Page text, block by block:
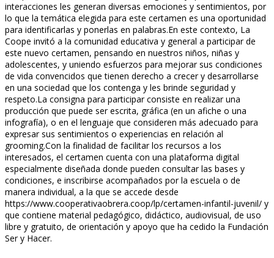
interacciones les generan diversas emociones y sentimientos, por
lo que la temática elegida para este certamen es una oportunidad
para identificarlas y ponerlas en palabras.En este contexto, La
Coope invitó a la comunidad educativa y general a participar de
este nuevo certamen, pensando en nuestros niños, niñas y
adolescentes, y uniendo esfuerzos para mejorar sus condiciones
de vida convencidos que tienen derecho a crecer y desarrollarse
en una sociedad que los contenga y les brinde seguridad y
respeto.La consigna para participar consiste en realizar una
producción que puede ser escrita, gráfica (en un afiche o una
infografía), o en el lenguaje que consideren más adecuado para
expresar sus sentimientos o experiencias en relación al
grooming.Con la finalidad de facilitar los recursos a los
interesados, el certamen cuenta con una plataforma digital
especialmente diseñada donde pueden consultar las bases y
condiciones, e inscribirse acompañados por la escuela o de
manera individual, a la que se accede desde
https://www.cooperativaobrera.coop/lp/certamen-infantil-juvenil/ y
que contiene material pedagógico, didáctico, audiovisual, de uso
libre y gratuito, de orientación y apoyo que ha cedido la Fundación
Ser y Hacer.